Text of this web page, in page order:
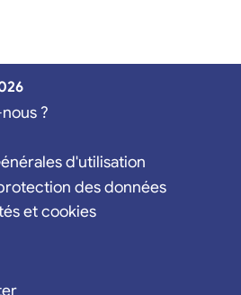
?
d'utilisation
des données
et cookies